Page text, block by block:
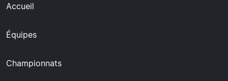
Accueil
Équipes
Championnats